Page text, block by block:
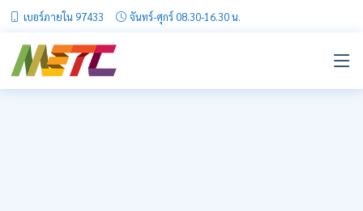
เบอร์ภายใน 97433 จันทร์-ศุกร์ 08.30-16.30 น.